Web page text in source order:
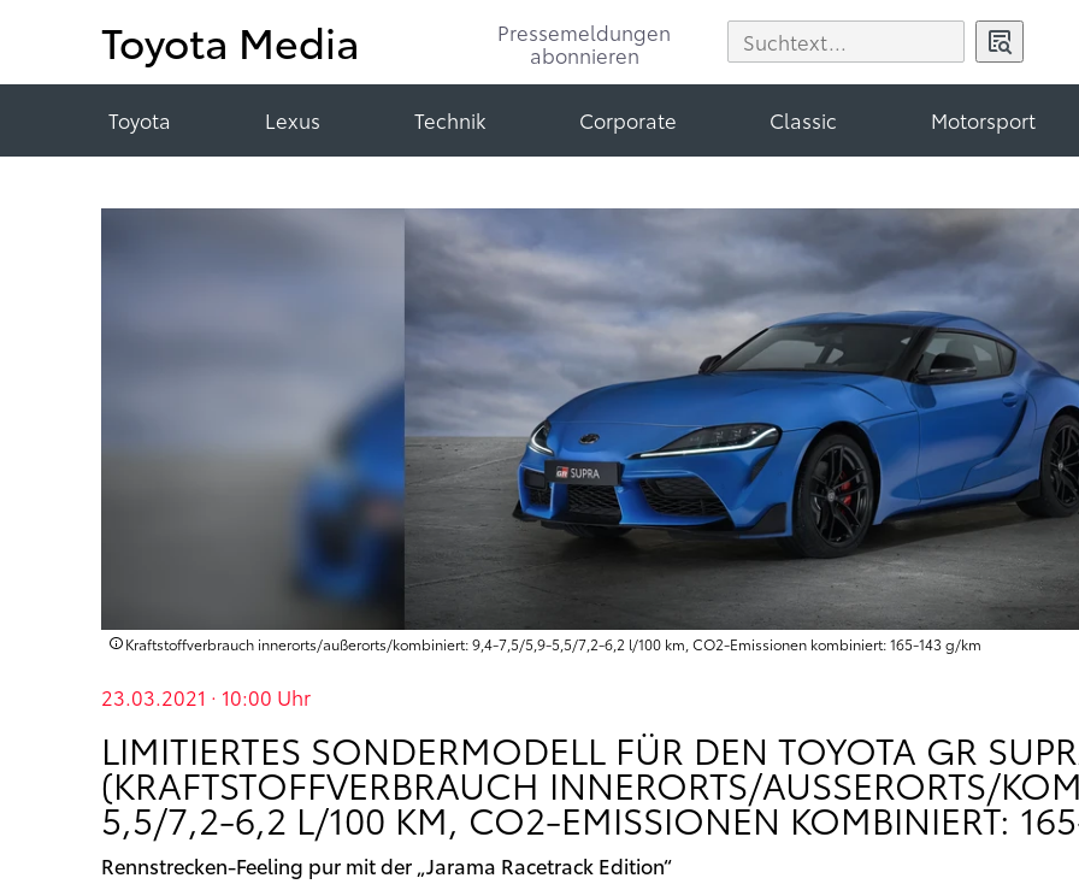
Toyota Media
Pressemeldungen
abonnieren
Toyota Lexus Technik Corporate Classic Motorsport
Kraftstoffverbrauch innerorts/außerorts/kombiniert: 9,4-7,5/5,9-5,5/7,2-6,2 l/100 km, CO2-Emissionen kombiniert: 165-143 g/km
23.03.2021 · 10:00 Uhr
LIMITIERTES SONDERMODELL FÜR DEN TOYOTA GR
(KRAFTSTOFFVERBRAUCH INNERORTS/AUSSERORTS/
,5/7,2-6,2 L/100 KM, CO2-EMISSIONEN KOMBINIERT:
Rennstrecken-Feeling pur mit der „Jarama Racetrack Edition“